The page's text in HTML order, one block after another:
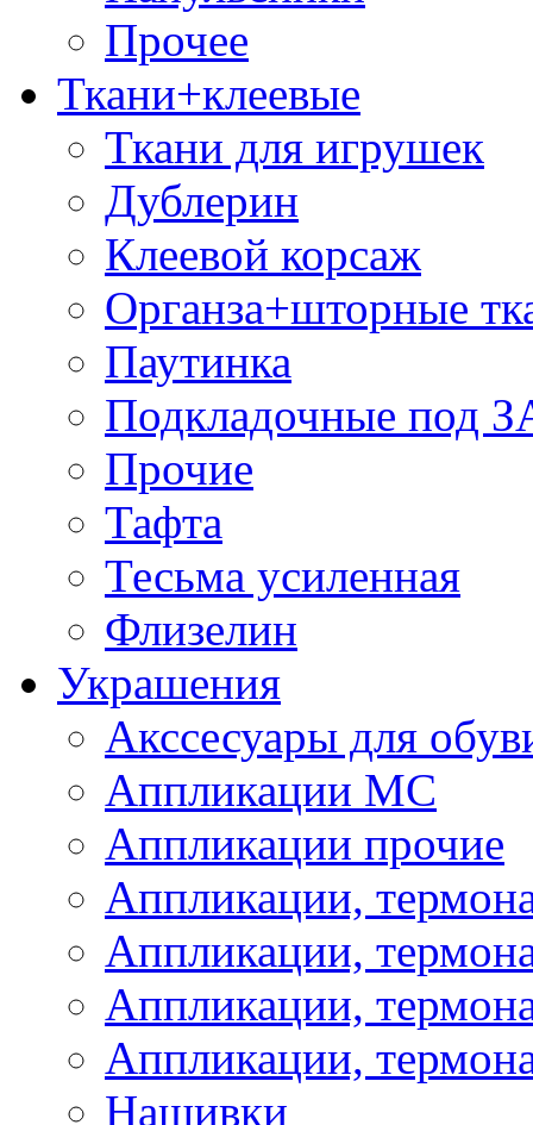
Прочее
Ткани+клеевые
Ткани для игрушек
Дублерин
Клеевой корсаж
Органза+шторные
Паутинка
Подкладочные под
Прочие
Тафта
Тесьма усиленная
Флизелин
Украшения
Акссесуары для
Аппликации МС
Аппликации прочие
Аппликации,
Аппликации,
Аппликации,
Аппликации,
Нашивки